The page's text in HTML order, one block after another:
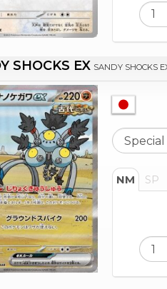
SHOCKS EX SANDY SHOCKS
NM SP